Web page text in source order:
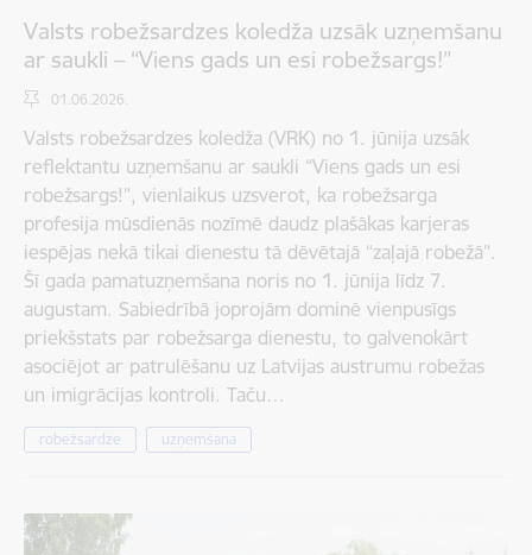
Valsts robežsardzes koledža uzsāk uzņemšanu
ar saukli – “Viens gads un esi robežsargs!”
01.06.2026.
Valsts robežsardzes koledža (VRK) no 1. jūnija uzsāk
reflektantu uzņemšanu ar saukli “Viens gads un esi
robežsargs!”, vienlaikus uzsverot, ka robežsarga
profesija mūsdienās nozīmē daudz plašākas karjeras
iespējas nekā tikai dienestu tā dēvētajā “zaļajā robežā”.
Šī gada pamatuzņemšana noris no 1. jūnija līdz 7.
augustam. Sabiedrībā joprojām dominē vienpusīgs
priekšstats par robežsarga dienestu, to galvenokārt
asociējot ar patrulēšanu uz Latvijas austrumu robežas
un imigrācijas kontroli. Taču…
robežsardze uzņemšana